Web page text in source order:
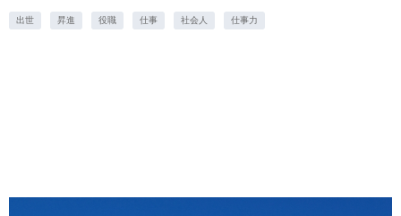
出世 昇進 役職 仕事 社会人 仕事力